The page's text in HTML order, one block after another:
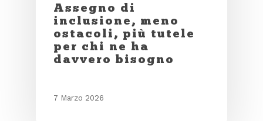
Assegno di
inclusione, meno
ostacoli, più tutele
per chi ne ha
davvero bisogno
7 Marzo 2026